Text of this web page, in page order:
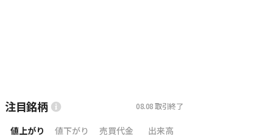
注目銘柄 08.08 取引終了
値上がり 値下がり 売買代金 出来高